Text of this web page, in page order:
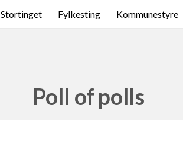
Stortinget Fylkesting Kommunestyre
Poll of polls